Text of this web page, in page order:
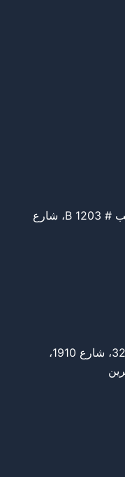
ا
ل
الحالي*
فندق ومكاتب برج بلازا، الطابق 12، مكتب # 1203 B، شارع
برج دار العز، مكتب رقم 135، مبنى #322، شارع 1910،